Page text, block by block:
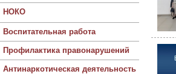
НОКО
Воспитательная работа
Профилактика правонарушений
Антинаркотическая деятельность